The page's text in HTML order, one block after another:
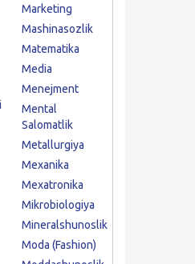
Marketing
Mashinasozlik
Matematika
Media
Menejment
Mental
Salomatlik
Metallurgiya
Mexanika
Mexatronika
Mikrobiologiya
Mineralshunoslik
Moda (Fashion)